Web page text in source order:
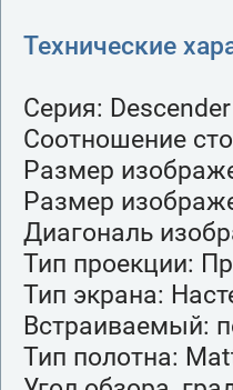
Технические
Серия:
Соотношение
Размер
Размер
Диагональ
Тип проекции:
Тип экрана:
Встраиваемый:
Тип полотна: